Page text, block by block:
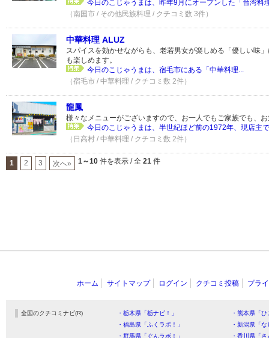
今日のこじゃうまは、昨年9月にオープンした「台湾料
（南国市 / その他民族料理 / クチコミ数 3件）
中華料理 ALUZ
スパイスを効かせながらも、老若男女が楽しめる「優しい味
も楽しめます。
今日のこじゃうまは、宿毛市にある「中華料理...
（宿毛市 / 中華料理 / クチコミ数 2件）
龍鳳
様々なメニューがございますので、お一人でもご家族でも、
今日のこじゃうまは、半世紀ほど前の1972年、現店主
（日高村 / 中華料理 / クチコミ数 2件）
1 2 3 次へ» 1～10 件を表示 / 全 21 件
ホーム サイトマップ ログイン クチコミ投稿 プラ
全国のクチコミナビ(R) ・栃木県「栃ナビ！」
・熊本県「
・福島県「ふくラボ！」
・新潟県「
・群馬県「ぐんラボ！」
・香川県「